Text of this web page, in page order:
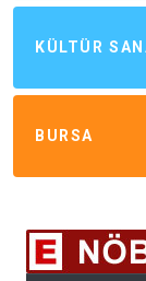
KÜLTÜR
BURSA